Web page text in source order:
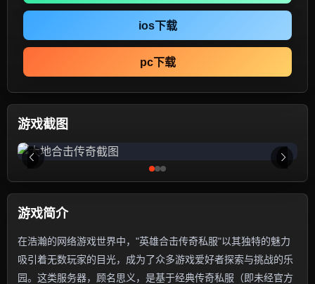
ios下载
pc下载
游戏截图
游戏简介
在浩瀚的网络游戏世界中，"英雄合击传奇私服"以其独特的魅力
吸引着无数玩家的目光，成为了众多游戏爱好者探索与挑战的乐
园。这类服务器，顾名思义，是基于经典传奇私服（即未经官方